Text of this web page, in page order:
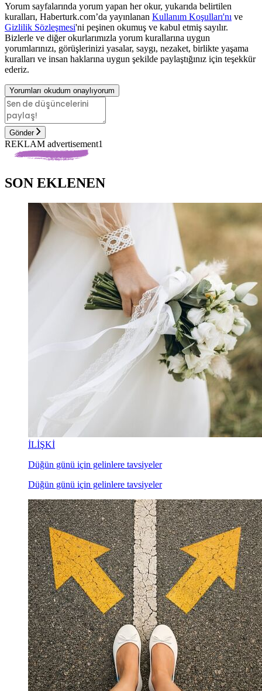
Yorum sayfalarında yorum yapan her okur, yukarıda belirtilen
kuralları, Haberturk.com’da yayınlanan Kullanım Koşulları'nı ve
Gizlilik Sözleşmesi'ni peşinen okumuş ve kabul etmiş sayılır.
Bizlerle ve diğer okurlarımızla yorum kurallarına uygun
yorumlarınızı, görüşlerinizi yasalar, saygı, nezaket, birlikte yaşama
kuralları ve insan haklarına uygun şekilde paylaştığınız için teşekkür
ederiz.
Yorumları okudum onaylıyorum
Gönder
REKLAM advertisement1
SON EKLENEN
İLİŞKİ
Düğün günü için gelinlere tavsiyeler
Düğün günü için gelinlere tavsiyeler